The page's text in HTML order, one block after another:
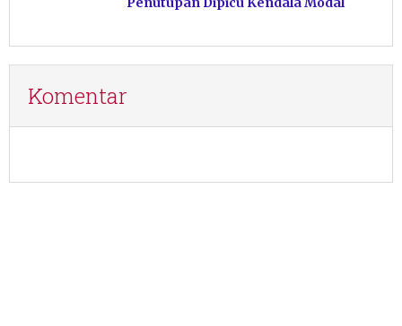
Komentar